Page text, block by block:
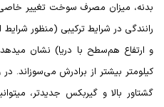
رانندگی در شرایط ترکیبی (منظور شرایط
کیلومتر بیشتر از برادرش می‌سوزاند.
گشتاور بالا و گیربکس جدیدتر،